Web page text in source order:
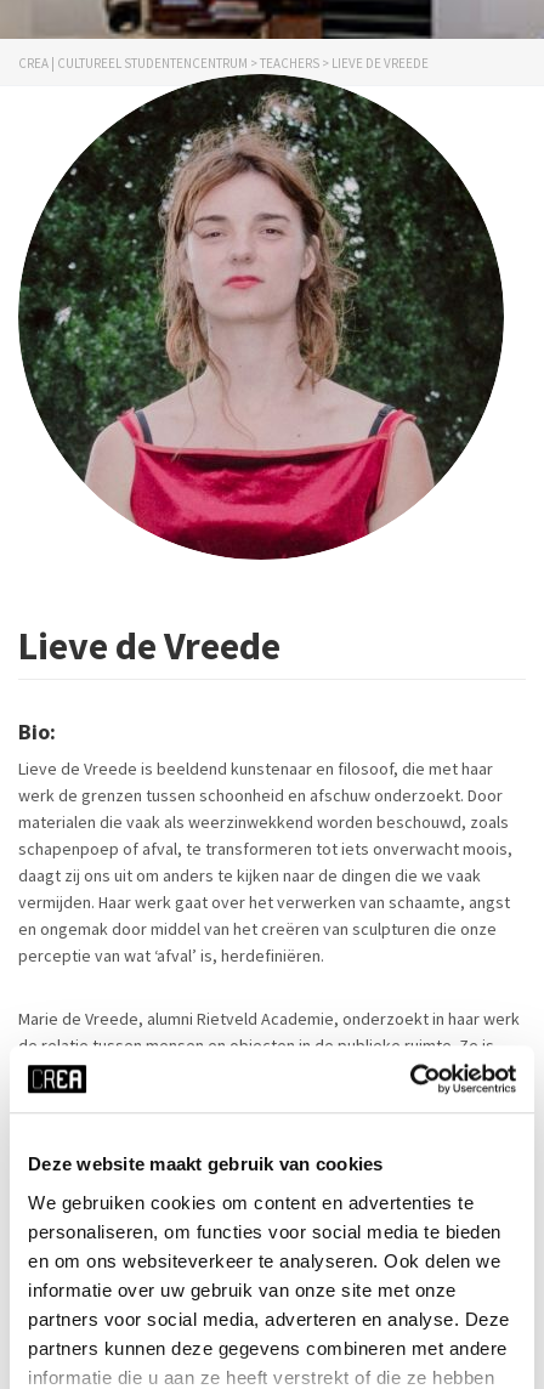
Deze website maakt gebruik van cookies
We gebruiken cookies om content en advertenties te
personaliseren, om functies voor social media te bieden
en om ons websiteverkeer te analyseren. Ook delen we
informatie over uw gebruik van onze site met onze
partners voor social media, adverteren en analyse. Deze
partners kunnen deze gegevens combineren met andere
informatie die u aan ze heeft verstrekt of die ze hebben
CREA | CULTUREEL STUDENTENCENTRUM > TEACHERS > LIEVE DE VREEDE
Lieve de Vreede
Bio:
Lieve de Vreede is beeldend kunstenaar en filosoof, die met haar
werk de grenzen tussen schoonheid en afschuw onderzoekt. Door
materialen die vaak als weerzinwekkend worden beschouwd, zoals
schapenpoep of afval, te transformeren tot iets onverwacht moois,
daagt zij ons uit om anders te kijken naar de dingen die we vaak
vermijden. Haar werk gaat over het verwerken van schaamte, angst
en ongemak door middel van het creëren van sculpturen die onze
perceptie van wat ‘afval’ is, herdefiniëren.
Marie de Vreede, alumni Rietveld Academie, onderzoekt in haar werk
de relatie tussen mensen en objecten in de publieke ruimte. Ze is
gefascineerd door afgekeurde of verloren voorwerpen en mensen
die buiten de norm vallen. Dit thema van afwijzing en contrasten
sculpturen. Marie legt de spanningen vast tussen sociale structuren,
de waarde die we toekennen aan dingen, en de kracht van repetitie
en herhaling in haar werk.
Samen brengen Lieve en Marie een unieke combinatie van
filosofische diepgang en visuele kracht naar deze workshop, waarbij
zij je niet alleen helpen iets te maken, maar je ook laten zien hoe je
kijkt, observeert en reflecteert. Er ontstaat poëzie waarin het
abjecte tot kunst wordt gepromoveerd. ‘Waste’ wordt verheven tot